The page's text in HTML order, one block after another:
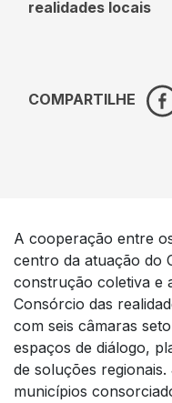
realidades locais
COMPARTILHE
A cooperação entre
centro da atuação do
construção coletiva e
Consórcio das
com seis câmaras
espaços de diálogo,
de soluções
municípios